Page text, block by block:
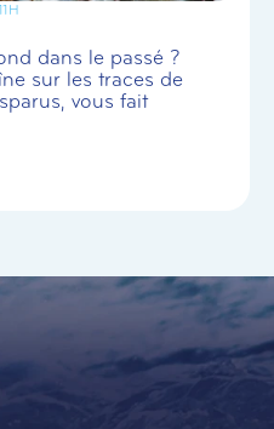
dans le passé ?
sur les traces de
vous fait